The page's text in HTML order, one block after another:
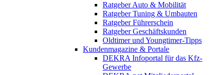
Ratgeber Auto & Mobilität
Ratgeber Tuning & Umbauten
Ratgeber Führerschein
Ratgeber Geschäftskunden
Oldtimer und Youngtimer-Tipps
Kundenmagazine & Portale
DEKRA Infoportal für das Kfz-
Gewerbe